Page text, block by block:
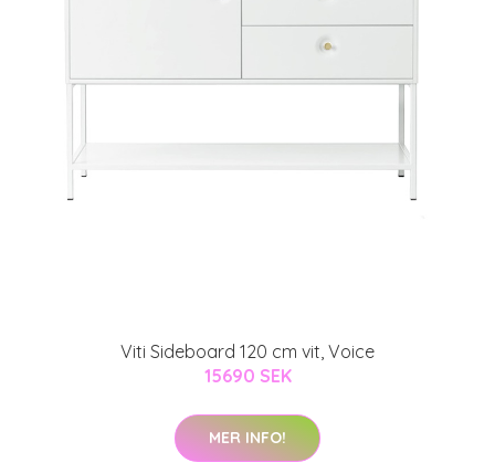
Viti Sideboard 120 cm vit, Voice
15690 SEK
MER INFO!